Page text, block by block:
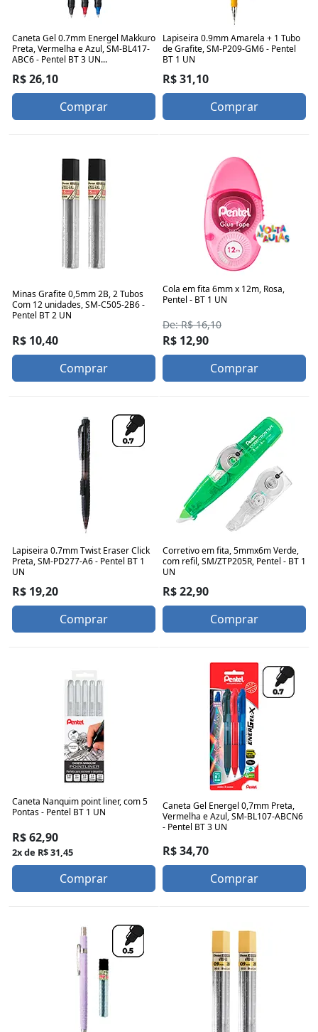
Caneta Gel 0.7mm Energel Makkuro
Preta, Vermelha e Azul, SM-BL417-
ABC6 - Pentel BT 3 UN...
R$ 26,10
Comprar
Lapiseira 0.9mm Amarela + 1 Tubo
de Grafite, SM-P209-GM6 - Pentel
BT 1 UN
R$ 31,10
Comprar
Minas Grafite 0,5mm 2B, 2 Tubos
Com 12 unidades, SM-C505-2B6 -
Pentel BT 2 UN
R$ 10,40
Comprar
Cola em fita 6mm x 12m, Rosa,
Pentel - BT 1 UN
De: R$ 16,10
R$ 12,90
Comprar
Lapiseira 0.7mm Twist Eraser Click
Preta, SM-PD277-A6 - Pentel BT 1
UN
R$ 19,20
Comprar
Corretivo em fita, 5mmx6m Verde,
com refil, SM/ZTP205R, Pentel - BT 1
UN
R$ 22,90
Comprar
Caneta Nanquim point liner, com 5
Pontas - Pentel BT 1 UN
R$ 62,90
2x de R$ 31,45
Comprar
Caneta Gel Energel 0,7mm Preta,
Vermelha e Azul, SM-BL107-ABCN6
- Pentel BT 3 UN
R$ 34,70
Comprar